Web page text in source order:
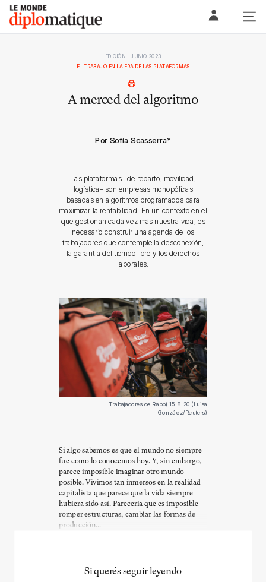
Skip
content
Le monde diplomatique
EDICIÓN - JUNIO 2023
EL TRABAJO EN LA ERA DE LAS PLATAFORMAS
A merced del algoritmo
Por Sofía Scasserra*
Las plataformas –de reparto, movilidad,
logística– son empresas monopólicas
basadas en algoritmos programados para
maximizar la rentabilidad. En un contexto en el
que gestionan cada vez más nuestra vida, es
necesario construir una agenda de los
trabajadores que contemple la desconexión,
la garantía del tiempo libre y los derechos
laborales.
Trabajadores de Rappi, 15-8-20 (Luisa
González/Reuters)
Si algo sabemos es que el mundo no siempre
fue como lo conocemos hoy. Y, sin embargo,
parece imposible imaginar otro mundo
posible. Vivimos tan inmersos en la realidad
capitalista que parece que la vida siempre
hubiera sido así. Parecería que es imposible
romper estructuras, cambiar las formas de
producción...
Si querés seguir leyendo